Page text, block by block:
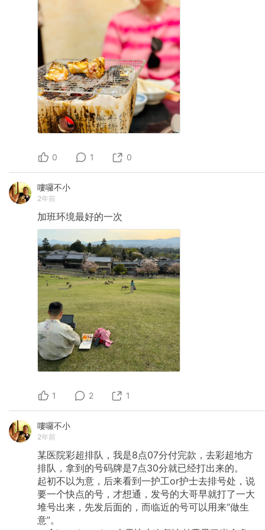
0 1 0
嘍囉不小
2年前
加班环境最好的一次
1 2 1
嘍囉不小
2年前
某医院彩超排队，我是8点07分付完款，去彩超地方
排队，拿到的号码牌是7点30分就已经打出来的。
起初不以为意，后来看到一护工or护士去排号处，说
要一个快点的号，才想通，发号的大哥早就打了一大
堆号出来，先发后面的，而临近的号可以用来“做生
意”。